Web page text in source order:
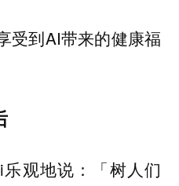
受到AI带来的健康福
观地说：「树人们